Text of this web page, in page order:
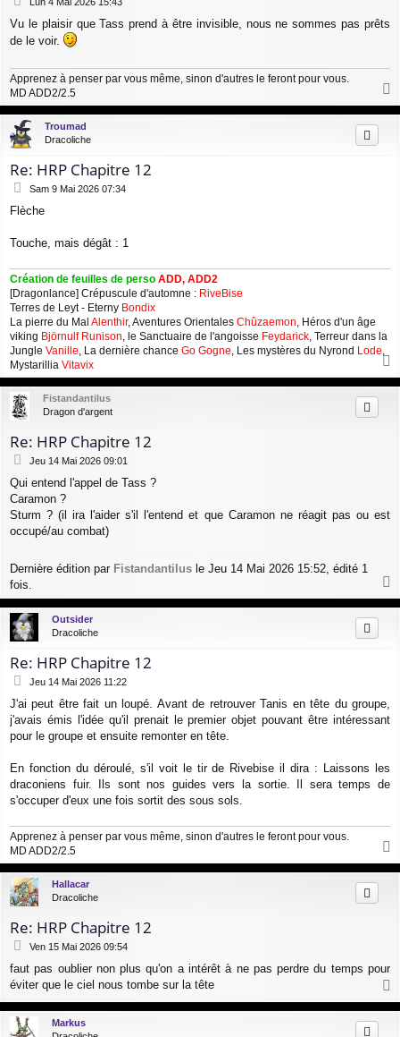
s
s
g
e
Vu le plaisir que Tass prend à être invisible, nous ne sommes pas prêts
de le voir.
Apprenez à penser par vous même, sinon d'autres le feront pour vous.
MD ADD2/2.5
u
Troumad
Dracoliche
Re: HRP Chapitre 12
M
s
a
e
Sam 9 Mai 2026 07:34
Flèche
Touche, mais dégât : 1
Création de feuilles de perso ADD, ADD2
[Dragonlance] Crépuscule d'automne : RiveBise
Terres de Leyt - Eterny Bondix
La pierre du Mal Alenthir, Aventures Orientales Chûzaemon , Héros d'un âge
viking Björnulf Runison , le Sanctuaire de l'angoisse Feydarick , Terreur dans la
Jungle Vanille , La dernière chance Go Gogne , Les mystères du Nyrond Lode
Mystarillia Vitavix
u
Fistandantilus
Dragon d'argent
Re: HRP Chapitre 12
M
s
s
a
Jeu 14 Mai 2026 09:01
Qui entend l'appel de Tass ?
Caramon ?
Sturm ? (il ira l'aider s'il l'entend et que Caramon ne réagit pas ou est
occupé/au combat)
Dernière édition par Fistandantilus le Jeu 14 Mai 2026 15:52, édité 1
fois.
a
u
Outsider
Dracoliche
Re: HRP Chapitre 12
M
s
a
Jeu 14 Mai 2026 11:22
J'ai peut être fait un loupé. Avant de retrouver Tanis en tête du groupe,
j'avais émis l'idée qu'il prenait le premier objet pouvant être intéressant
pour le groupe et ensuite remonter en tête.
En fonction du déroulé, s'il voit le tir de Rivebise il dira : Laissons les
draconiens fuir. Ils sont nos guides vers la sortie. Il sera temps de
s'occuper d'eux une fois sortit des sous sols.
Apprenez à penser par vous même, sinon d'autres le feront pour vous.
MD ADD2/2.5
a
u
Hallacar
Dracoliche
Re: HRP Chapitre 12
M
s
s
g
e
Ven 15 Mai 2026 09:54
faut pas oublier non plus qu'on a intérêt à ne pas perdre du temps pour
éviter que le ciel nous tombe sur la tête
a
u
Markus